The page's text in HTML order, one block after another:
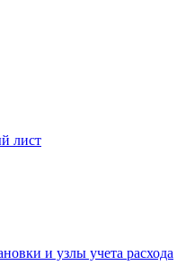
лист
и узлы учета расхода